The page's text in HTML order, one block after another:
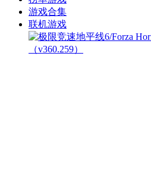
游戏合集
联机游戏